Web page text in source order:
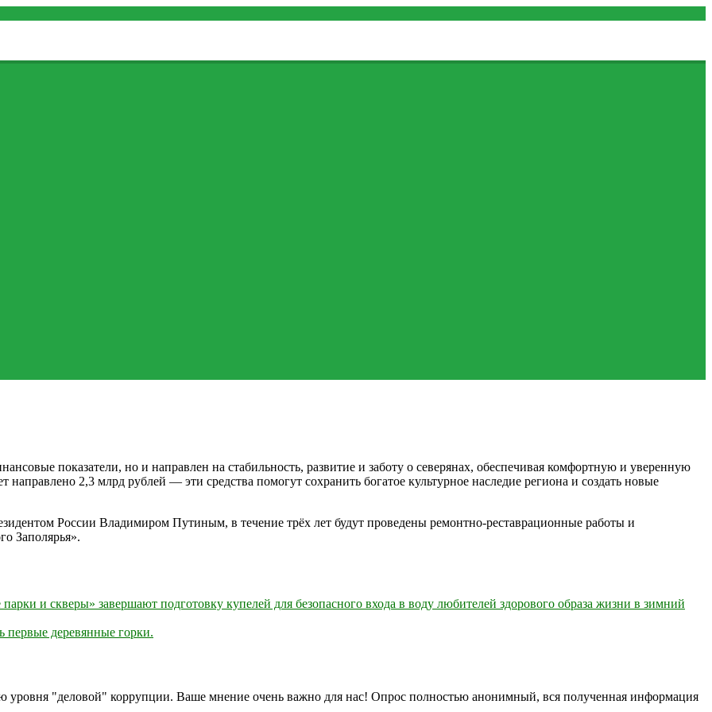
показатели, но и направлен на стабильность, развитие и заботу о северянах, обеспечивая комфортную и уверенную
2,3 млрд рублей — эти средства помогут сохранить богатое культурное наследие региона и создать новые
России Владимиром Путиным, в течение трёх лет будут проведены ремонтно-реставрационные работы и
Заполярья».
и скверы» завершают подготовку купелей для безопасного входа в воду любителей здорового образа жизни в зимний
первые деревянные горки.
уровня "деловой" коррупции. Ваше мнение очень важно для нас! Опрос полностью анонимный, вся полученная информация